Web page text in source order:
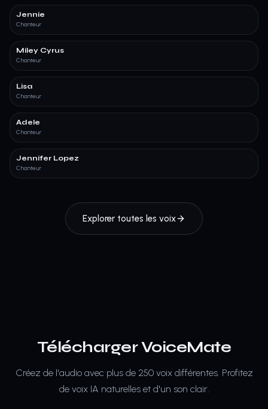
Jennie
Chanteur
Miley Cyrus
Chanteur
Lisa
Chanteur
Adele
Chanteur
Jennifer Lopez
Chanteur
Explorer toutes les voix
Télécharger VoiceMate
Créez de l'audio avec plus de 250 voix différentes. Profitez
de voix IA naturelles et d'un son clair.